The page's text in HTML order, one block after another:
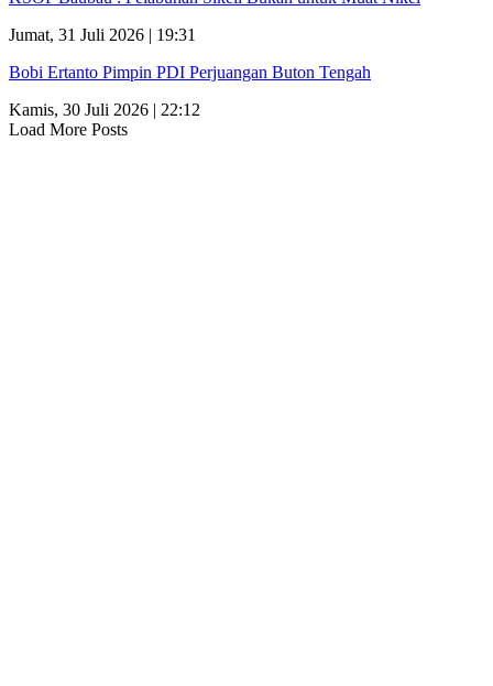
Jumat, 31 Juli 2026 | 19:31
Bobi Ertanto Pimpin PDI Perjuangan Buton Tengah
Kamis, 30 Juli 2026 | 22:12
Load More Posts